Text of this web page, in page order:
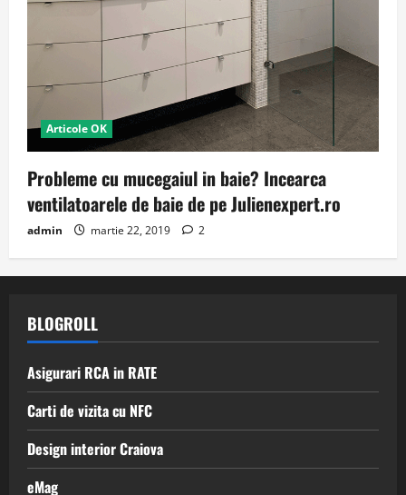
Articole OK
Probleme cu mucegaiul in baie? Incearca
ventilatoarele de baie de pe Julienexpert.ro
admin martie 22, 2019 2
BLOGROLL
Asigurari RCA in RATE
Carti de vizita cu NFC
Design interior Craiova
eMag